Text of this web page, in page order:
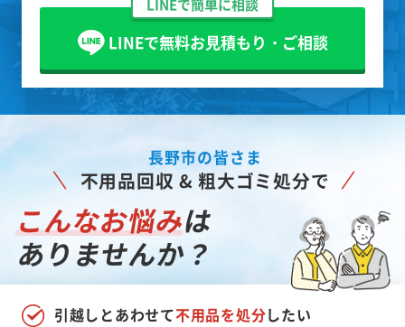
LINEで無料お見積もり・ご相談
長野市の皆さま
不用品回収 & 粗大ゴミ処分で
こんなお悩みは
ありませんか？
引越しとあわせて不用品を処分したい